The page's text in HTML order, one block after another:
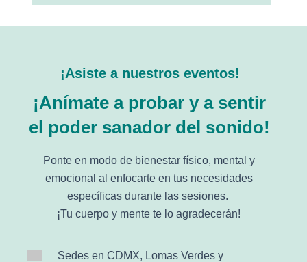
¡Asiste a nuestros eventos!
¡Anímate a probar y a sentir
el poder sanador del sonido!
Ponte en modo de bienestar físico, mental y
emocional al enfocarte en tus necesidades
específicas durante las sesiones.
¡Tu cuerpo y mente te lo agradecerán!
Sedes en CDMX, Lomas Verdes y